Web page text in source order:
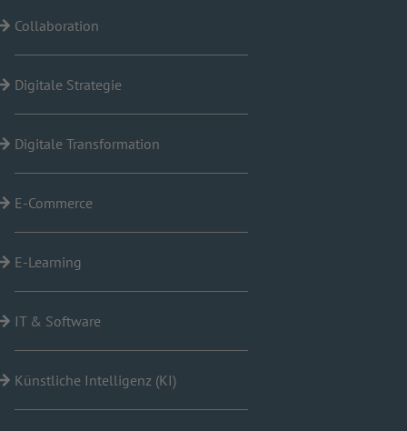
Collaboration
Digitale Strategie
Digitale Transformation
E-Commerce
E-Learning
IT & Software
Künstliche Intelligenz (KI)